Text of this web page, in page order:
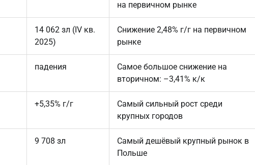
на первичном рынке
14 062 зл (IV кв.
2025)
Снижение 2,48% г/г на первичном
рынке
падения
Самое большое снижение на
вторичном: –3,41% к/к
+5,35% г/г
Самый сильный рост среди
крупных городов
9 708 зл
Самый дешёвый крупный рынок в
Польше